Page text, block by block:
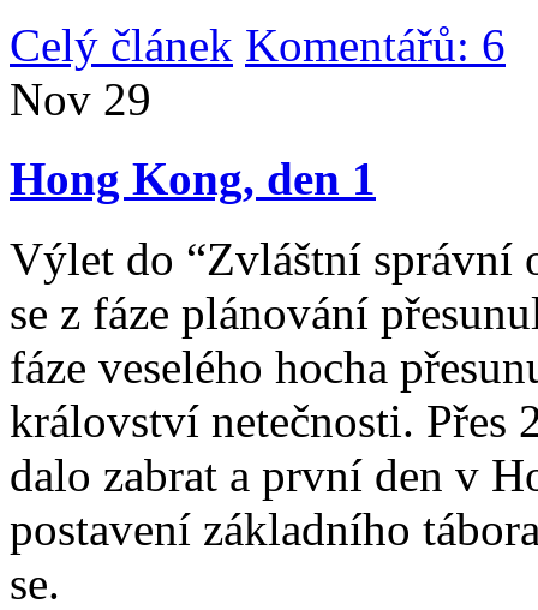
Celý článek Komentářů: 6
Nov 29
Hong Kong, den 1
Výlet do “Zvláštní správní
se z fáze plánování
fáze veselého hocha
království netečnosti. Přes
dalo zabrat a první den v
postavení základního
se.